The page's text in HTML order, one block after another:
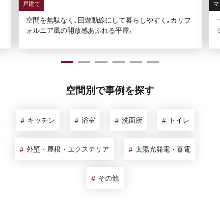
戸建て
空間を無駄なく､回遊動線にして暮らしやすく｡カリフ
ォルニア風の開放感あふれる平屋｡
空間別で事例を探す
キッチン 浴室 洗面所 トイレ
外壁・屋根・エクステリア 太陽光発電・蓄電
その他